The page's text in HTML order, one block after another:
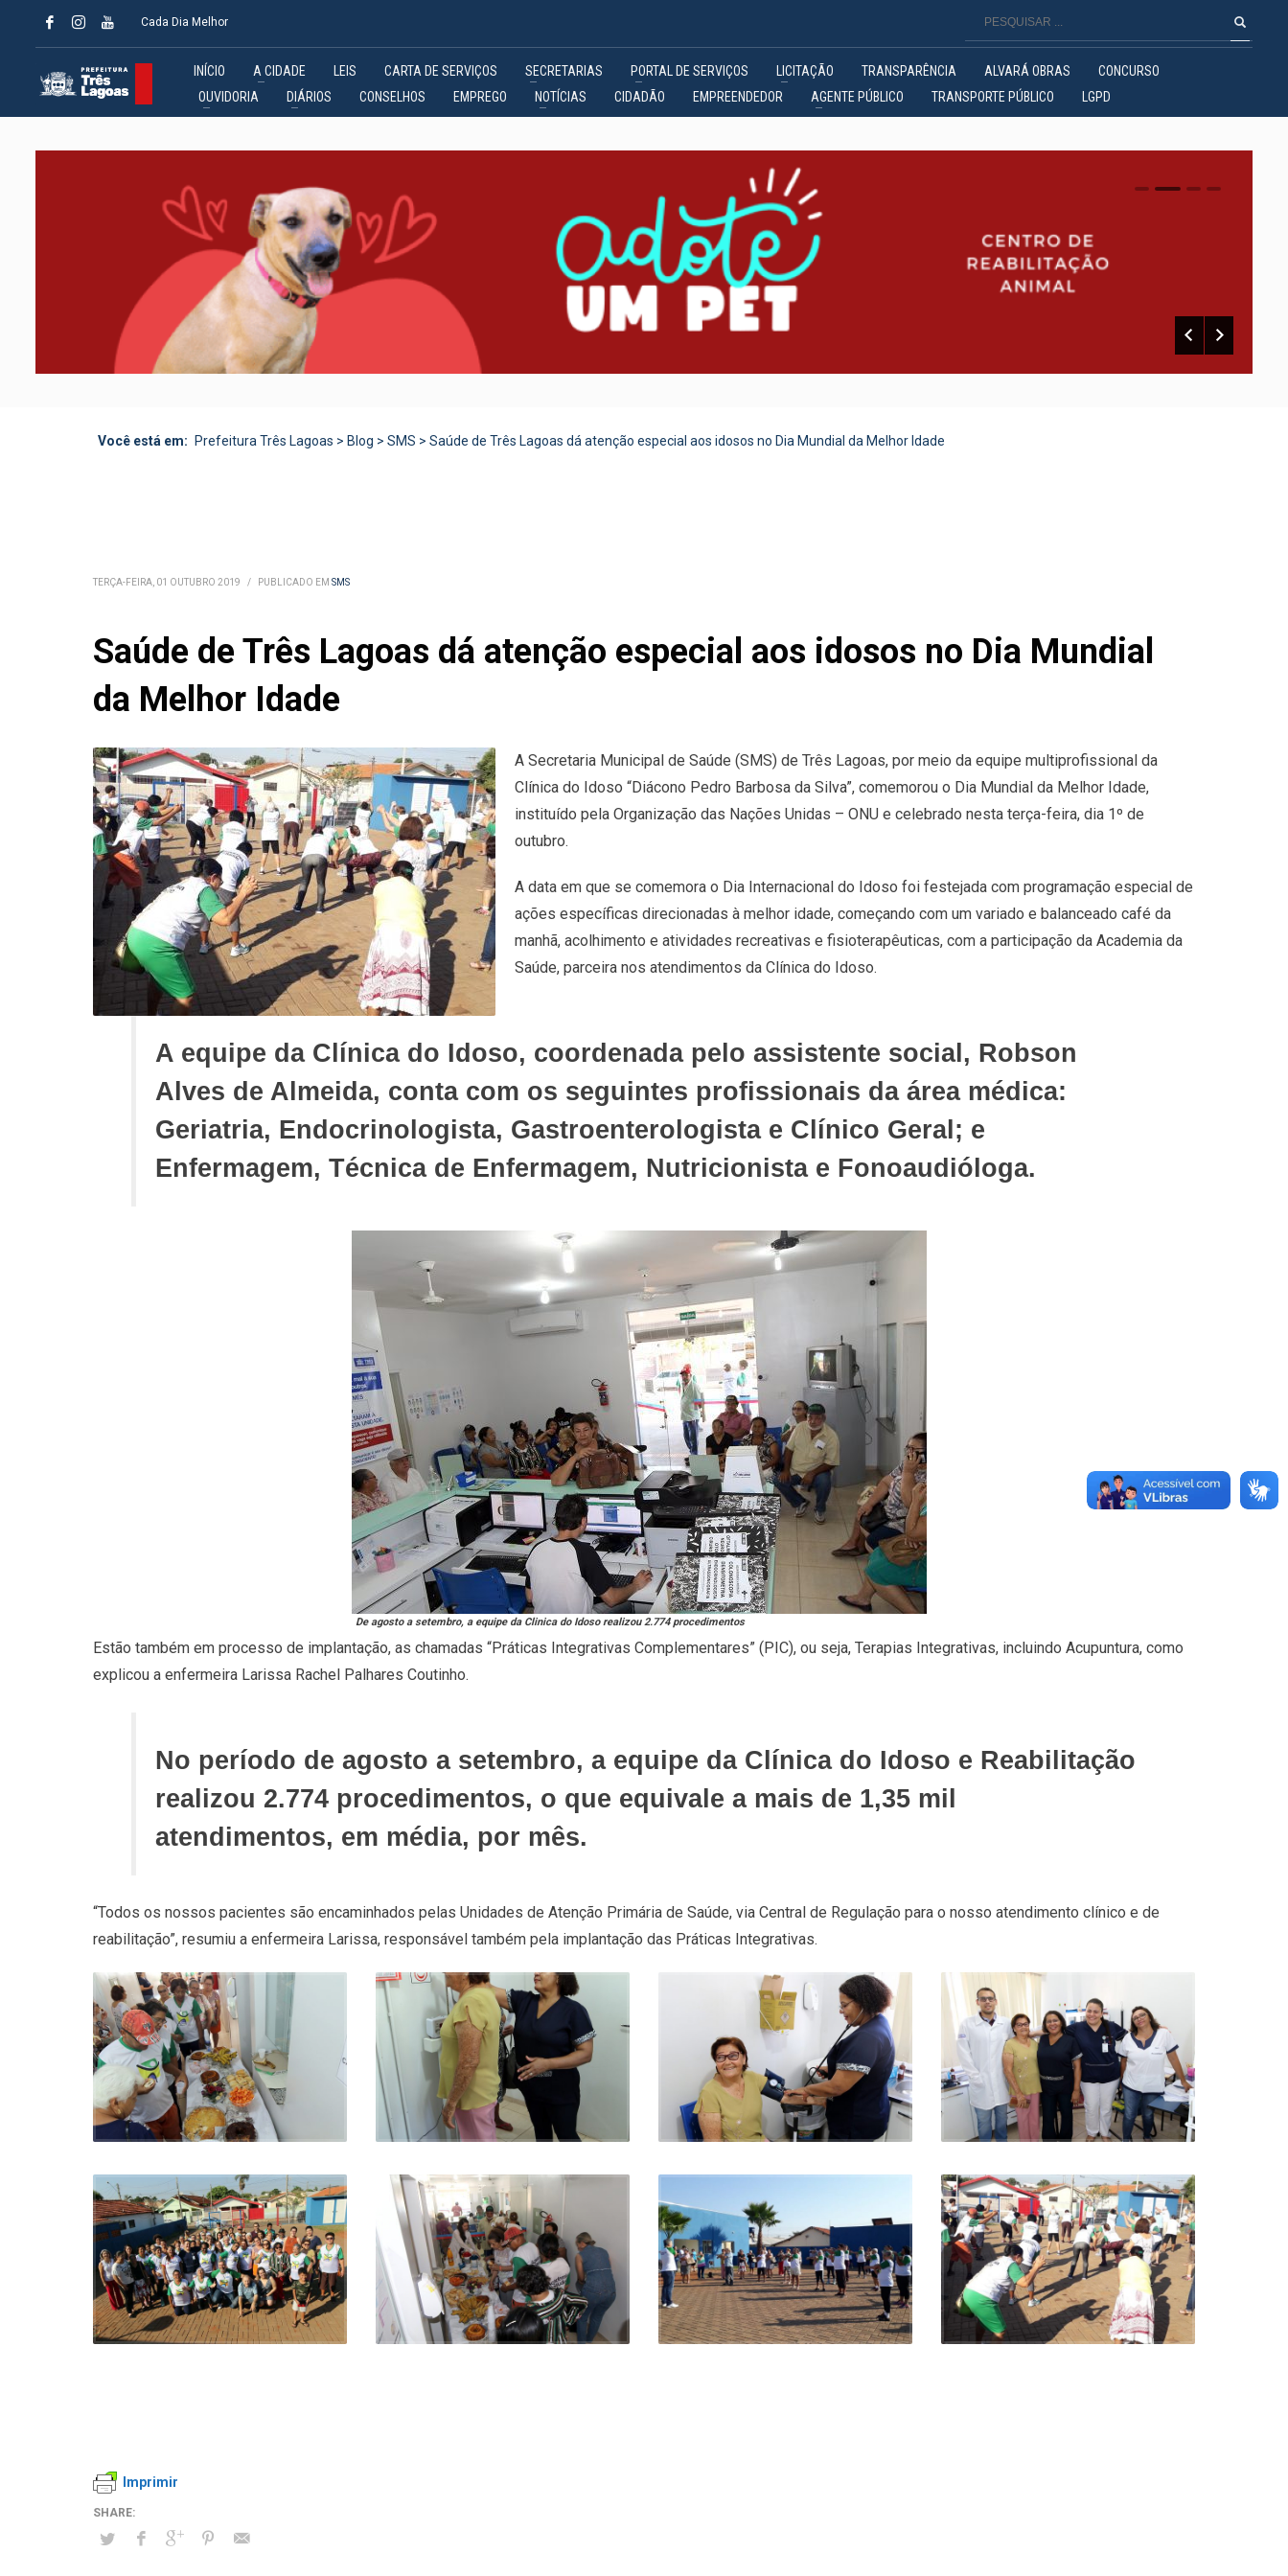
Cada Dia Melhor
INÍCIO A CIDADE LEIS CARTA DE SERVIÇOS SECRETARIAS PORTAL DE SERVIÇOS LICITAÇÃO TRANSPARÊNCIA ALVARÁ OBRAS
CONCURSO
OUVIDORIA
DIÁRIOS CONSELHOS EMPREGO NOTÍCIAS CIDADÃO EMPREENDEDOR AGENTE PÚBLICO TRANSPORTE PÚBLICO LGPD
0 1 2
Você está em: Prefeitura Três Lagoas > Blog > SMS > Saúde de Três Lagoas dá atenção especial aos idosos no Dia Mundial da Melhor Idade
TERÇA-FEIRA, 01 OUTUBRO 2019 / PUBLICADO EM SMS
Saúde de Três Lagoas dá atenção especial aos idosos no Dia Mundial
da Melhor Idade
A Secretaria Municipal de Saúde (SMS) de Três Lagoas, por meio da equipe multiprofissional da
Clínica do Idoso “Diácono Pedro Barbosa da Silva”, comemorou o Dia Mundial da Melhor Idade,
instituído pela Organização das Nações Unidas – ONU e celebrado nesta terça-feira, dia 1º de
outubro.
A data em que se comemora o Dia Internacional do Idoso foi festejada com programação especial de
ações específicas direcionadas à melhor idade, começando com um variado e balanceado café da
manhã, acolhimento e atividades recreativas e fisioterapêuticas, com a participação da Academia da
Saúde, parceira nos atendimentos da Clínica do Idoso.
A equipe da Clínica do Idoso, coordenada pelo assistente social, Robson
Alves de Almeida, conta com os seguintes profissionais da área médica:
Geriatria, Endocrinologista, Gastroenterologista e Clínico Geral; e
Enfermagem, Técnica de Enfermagem, Nutricionista e Fonoaudióloga.
De agosto a setembro, a equipe da Clinica do Idoso realizou 2.774 procedimentos
Estão também em processo de implantação, as chamadas “Práticas Integrativas Complementares” (PIC), ou seja, Terapias Integrativas, incluindo Acupuntura, como
explicou a enfermeira Larissa Rachel Palhares Coutinho.
No período de agosto a setembro, a equipe da Clínica do Idoso e Reabilitação
realizou 2.774 procedimentos, o que equivale a mais de 1,35 mil
atendimentos, em média, por mês.
“Todos os nossos pacientes são encaminhados pelas Unidades de Atenção Primária de Saúde, via Central de Regulação para o nosso atendimento clínico e de
reabilitação”, resumiu a enfermeira Larissa, responsável também pela implantação das Práticas Integrativas.
Imprimir